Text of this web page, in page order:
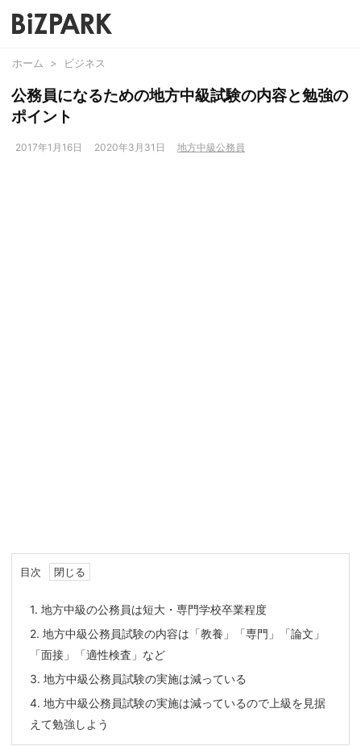
ホーム > ビジネス
公務員になるための地方中級試験の内容と勉強の
ポイント
2017年1月16日 2020年3月31日 地方中級公務員
目次
1. 地方中級の公務員は短大・専門学校卒業程度
2. 地方中級公務員試験の内容は「教養」「専門」「論文」
「面接」「適性検査」など
3. 地方中級公務員試験の実施は減っている
4. 地方中級公務員試験の実施は減っているので上級を見据
えて勉強しよう